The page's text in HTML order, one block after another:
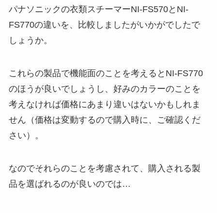
パナソニックの衣類スチーマーNI-FS570とNI-
FS770の違いを、比較しましたがいかがでしたで
しょうか。
これらの製品で機能面のことを考えるとNI-FS770
のほうが良いでしょうし、好みのカラーのことを
考えなければ価格にあまり違いはないかもしれま
せん（価格は変動するので購入時に、ご確認くだ
さい）。
なのでそれらのことを考慮されて、購入される製
品を選ばれるのが良いのでは…